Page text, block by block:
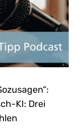
KI: Drei